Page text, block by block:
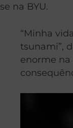
se na BYU.
“Minha
tsunami”,
enorme